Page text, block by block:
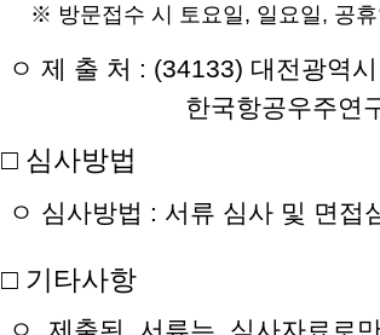
※ 방문접수 시 토요일, 일요일, 공휴
ㅇ 제 출 처 : (34133) 대전광역
한국항공우주연
□ 심사방법
ㅇ 심사방법 : 서류 심사 및 면접
□ 기타사항